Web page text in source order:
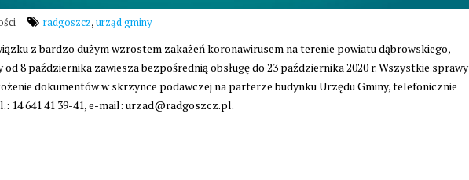
radgoszcz,urząd gminy
z bardzo dużym wzrostem zakażeń koronawirusem na terenie powiatu dąbrowskiego,
8 października zawiesza bezpośrednią obsługę do 23 października 2020 r. Wszystkie sprawy
dokumentów w skrzynce podawczej na parterze budynku Urzędu Gminy, telefonicznie
14 641 41 39-41, e-mail: urzad@radgoszcz.pl.